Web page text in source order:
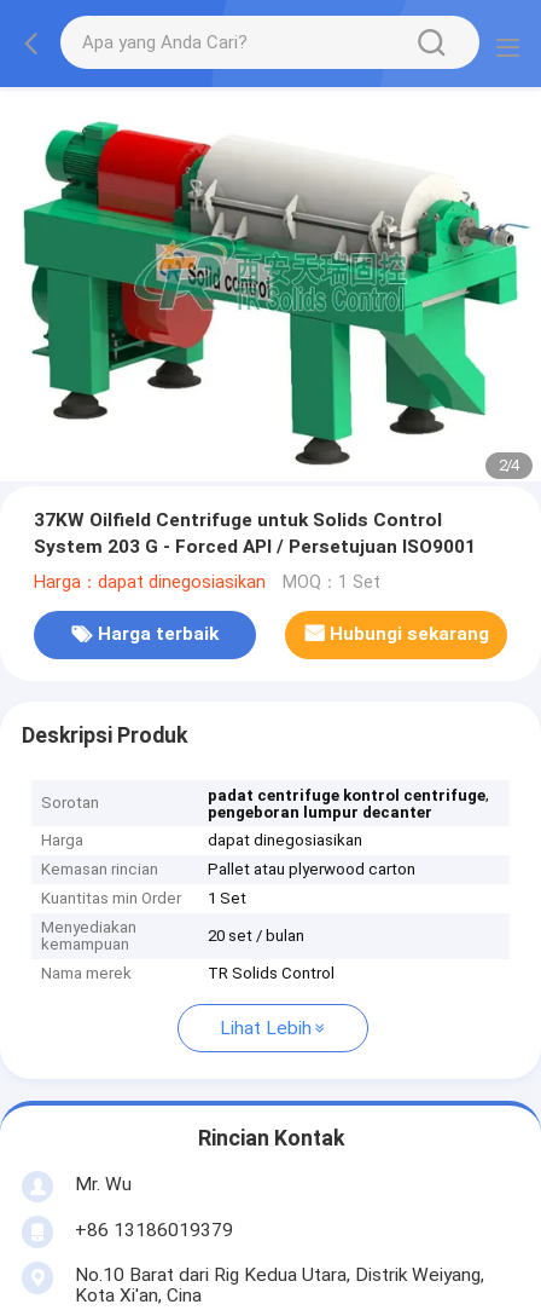
2/4
37KW Oilfield Centrifuge untuk Solids Control
System 203 G - Forced API / Persetujuan ISO9001
Harga：dapat dinegosiasikan MOQ：1 Set
Harga terbaik Hubungi sekarang
Deskripsi Produk
Sorotan padat centrifuge kontrol centrifuge,
pengeboran lumpur decanter
Harga
dapat dinegosiasikan
Kemasan rincian
Pallet atau plyerwood carton
Kuantitas min Order
1 Set
Menyediakan
kemampuan
20 set / bulan
Nama merek TR Solids Control
Lihat Lebih
Rincian Kontak
Mr. Wu
+86 13186019379
No.10 Barat dari Rig Kedua Utara, Distrik Weiyang,
Kota Xi'an, Cina